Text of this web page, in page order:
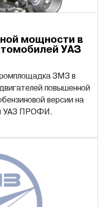
мощности в
УАЗ
ЗМЗ в
повышенной
версии на
УАЗ ПРОФИ.